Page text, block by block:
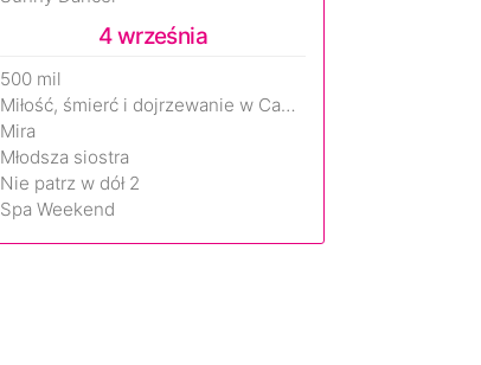
4 września
500 mil
Miłość, śmierć i dojrzewanie w Camp Miasma
Mira
Młodsza siostra
Nie patrz w dół 2
Spa Weekend